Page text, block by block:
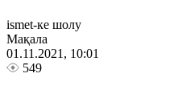
ismet-ке шолу
Мақала
01.11.2021, 10:01
549